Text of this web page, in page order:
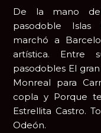
De la mano
pasodoble Islas
marchó a
artística. Entre
pasodobles El
Monreal para
copla y Porque
Estrellita Castro.
Odeón.